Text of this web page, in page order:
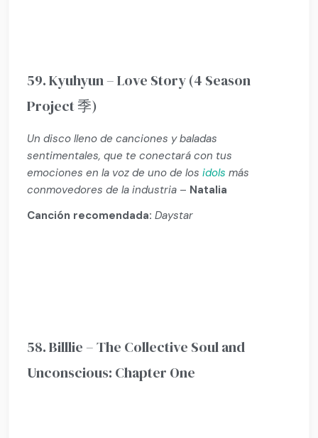
59. Kyuhyun – Love Story (4 Season
Project 季)
Un disco lleno de canciones y baladas
sentimentales, que te conectará con tus
emociones en la voz de uno de losidols más
conmovedores de la industria – Natalia
Canción recomendada: Daystar
58. Billlie – The Collective Soul and
Unconscious: Chapter One